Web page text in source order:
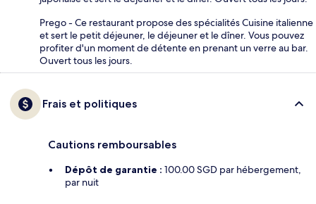
Prego - Ce restaurant propose des spécialités Cuisine italienne
et sert le petit déjeuner, le déjeuner et le dîner. Vous pouvez
profiter d'un moment de détente en prenant un verre au bar.
Ouvert tous les jours.
Frais et politiques
Cautions remboursables
Dépôt de garantie : 100.00 SGD par hébergement,
par nuit